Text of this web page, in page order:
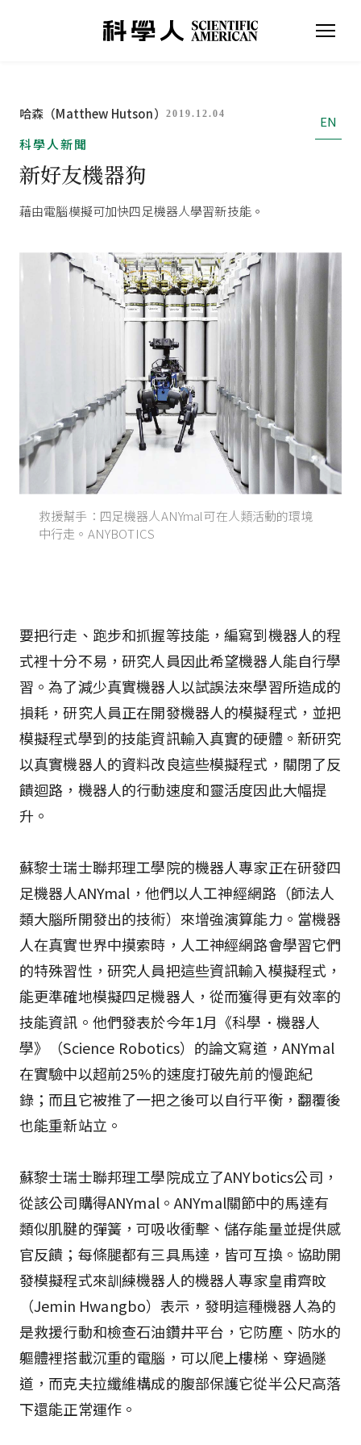
哈森（Matthew Hutson） 2019.12.04
EN
科學人新聞
新好友機器狗
藉由電腦模擬可加快四足機器人學習新技能。
救援幫手：四足機器人ANYmal可在人類活動的環境
中行走。ANYBOTICS
要把行走、跑步和抓握等技能，編寫到機器人的程
式裡十分不易，研究人員因此希望機器人能自行學
習。為了減少真實機器人以試誤法來學習所造成的
損耗，研究人員正在開發機器人的模擬程式，並把
模擬程式學到的技能資訊輸入真實的硬體。新研究
以真實機器人的資料改良這些模擬程式，關閉了反
饋迴路，機器人的行動速度和靈活度因此大幅提
升。
蘇黎士瑞士聯邦理工學院的機器人專家正在研發四
足機器人ANYmal，他們以人工神經網路（師法人
類大腦所開發出的技術）來增強演算能力。當機器
人在真實世界中摸索時，人工神經網路會學習它們
的特殊習性，研究人員把這些資訊輸入模擬程式，
能更準確地模擬四足機器人，從而獲得更有效率的
技能資訊。他們發表於今年1月《科學．機器人
學》（Science Robotics）的論文寫道，ANYmal
在實驗中以超前25%的速度打破先前的慢跑紀
錄；而且它被推了一把之後可以自行平衡，翻覆後
也能重新站立。
蘇黎士瑞士聯邦理工學院成立了ANYbotics公司，
從該公司購得ANYmal。ANYmal關節中的馬達有
類似肌腱的彈簧，可吸收衝擊、儲存能量並提供感
官反饋；每條腿都有三具馬達，皆可互換。協助開
發模擬程式來訓練機器人的機器人專家皇甫齊旼
（Jemin Hwangbo）表示，發明這種機器人為的
是救援行動和檢查石油鑽井平台，它防塵、防水的
軀體裡搭載沉重的電腦，可以爬上樓梯、穿過隧
道，而克夫拉纖維構成的腹部保護它從半公尺高落
下還能正常運作。